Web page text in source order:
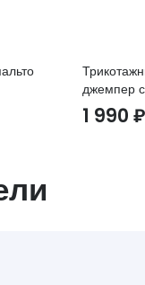
джемпер
1 990₽